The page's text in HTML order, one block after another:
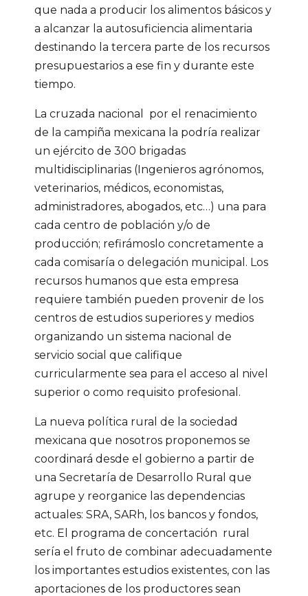
que nada a producir los alimentos básicos y
a alcanzar la autosuficiencia alimentaria
destinando la tercera parte de los recursos
presupuestarios a ese fin y durante este
tiempo.
La cruzada nacional por el renacimiento
de la campiña mexicana la podría realizar
un ejército de 300 brigadas
multidisciplinarias (Ingenieros agrónomos,
veterinarios, médicos, economistas,
administradores, abogados, etc…) una para
cada centro de población y/o de
producción; refirámoslo concretamente a
cada comisaría o delegación municipal. Los
recursos humanos que esta empresa
requiere también pueden provenir de los
centros de estudios superiores y medios
organizando un sistema nacional de
servicio social que califique
curricularmente sea para el acceso al nivel
superior o como requisito profesional.
La nueva política rural de la sociedad
mexicana que nosotros proponemos se
coordinará desde el gobierno a partir de
una Secretaría de Desarrollo Rural que
agrupe y reorganice las dependencias
actuales: SRA, SARh, los bancos y fondos,
etc. El programa de concertación rural
sería el fruto de combinar adecuadamente
los importantes estudios existentes, con las
aportaciones de los productores sean